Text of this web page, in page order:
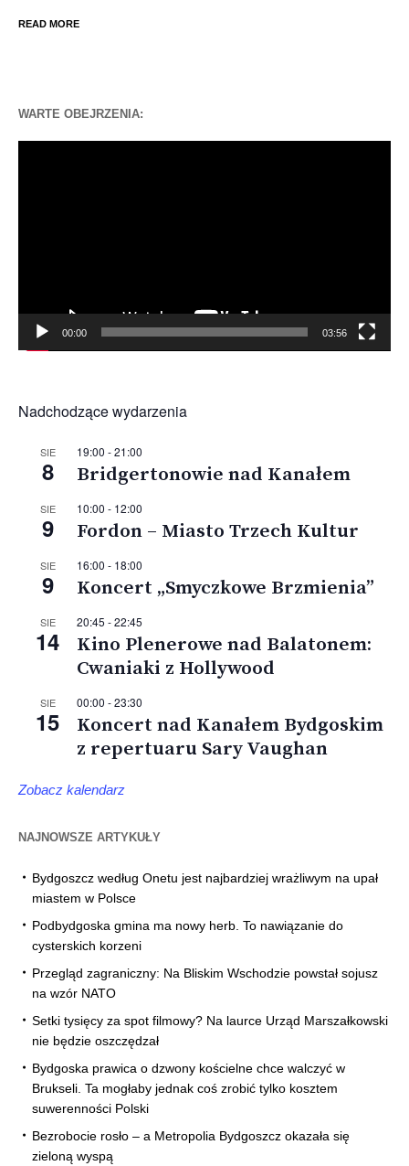
READ MORE
WARTE OBEJRZENIA:
00:00 03:56
Nadchodzące wydarzenia
SIE
8
19:00 -21:00
Bridgertonowie nad Kanałem
SIE
9
10:00 - 12:00
Fordon – Miasto Trzech Kultur
SIE
9
16:00 - 18:00
Koncert „Smyczkowe Brzmienia”
SIE
14
20:45 -22:45
Kino Plenerowe nad Balatonem:
Cwaniaki z Hollywood
SIE
15
00:00 -23:30
Koncert nad Kanałem Bydgoskim
z repertuaru Sary Vaughan
Zobacz kalendarz
NAJNOWSZE ARTYKUŁY
Bydgoszcz według Onetu jest najbardziej wrażliwym na upał
miastem w Polsce
Podbydgoska gmina ma nowy herb. To nawiązanie do
cysterskich korzeni
Przegląd zagraniczny: Na Bliskim Wschodzie powstał sojusz
na wzór NATO
Setki tysięcy za spot filmowy? Na laurce Urząd Marszałkowski
nie będzie oszczędzał
Bydgoska prawica o dzwony kościelne chce walczyć w
Brukseli. Ta mogłaby jednak coś zrobić tylko kosztem
suwerenności Polski
Bezrobocie rosło – a Metropolia Bydgoszcz okazała się
zieloną wyspą